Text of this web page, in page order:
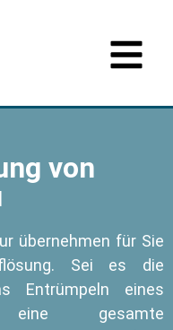
von
übernehmen für Sie
Sei es die
Entrümpeln eines
eine gesamte